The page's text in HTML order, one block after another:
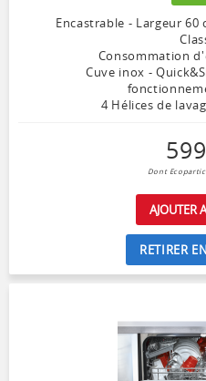
Encastrable - Largeur 60
Consommation
Cuve inox -
4 Hélices de
599
Dont
AJOUTER
RETIRER